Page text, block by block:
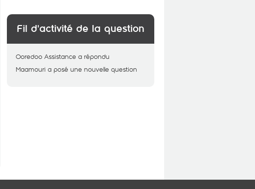
Fil d'activité de la question
Ooredoo Assistance a répondu
Maamouri a posé une nouvelle question